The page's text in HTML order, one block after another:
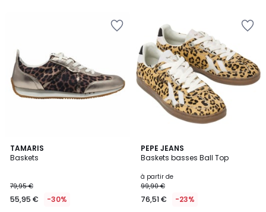
TAMARIS
Baskets
79,95 €
55,95 € -30%
PEPE JEANS
Baskets basses Ball Top
à partir de
99,90 €
76,51 € -23%
5
/